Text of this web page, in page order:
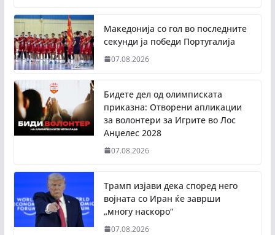
Македонија со гол во последните
секунди ја победи Португалија
07.08.2026
Бидете дел од олимписката
приказна: Отворени апликации
за волонтери за Игрите во Лос
Анџелес 2028
07.08.2026
Трамп изјави дека според него
војната со Иран ќе заврши
„многу наскоро“
07.08.2026